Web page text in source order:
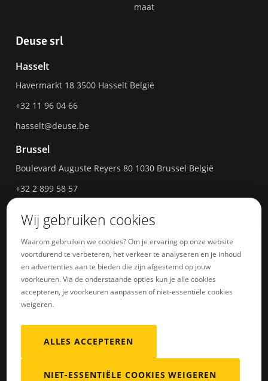
maat
Deuse srl
Hasselt
Havermarkt 18 3500 Hasselt België
+32 11 96 04 66
hasselt@deuse.be
Brussel
Boulevard Auguste Reyers 80 1030 Brussel België
+32 2 899 58 57
Avenue Maurice Destenay 1 4000Luik België
+32 4 277 87 77
liege@deuse.be
Algemene verkoopsvoorwaarden Site kaart
Wij gebruiken cookies
Waarom gebruiken we cookies? Om je ervaring op onze website
voortdurend te verbeteren, het verkeer te analyseren en je inhoud
en advertenties aan te bieden die zijn afgestemd op jouw
voorkeuren. Via de onderstaande opties kun je alle cookies
accepteren, je voorkeuren aanpassen of niet-essentiële cookies
weigeren.
ALLES ACCEPTEREN
NIET-ESSENTIËLE COOKIES WEIGEREN